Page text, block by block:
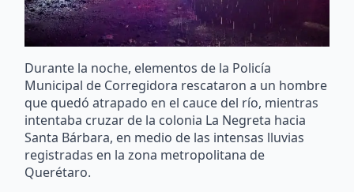
Durante la noche, elementos de la Policía
Municipal de Corregidora rescataron a un hombre
que quedó atrapado en el cauce del río, mientras
intentaba cruzar de la colonia La Negreta hacia
Santa Bárbara, en medio de las intensas lluvias
registradas en la zona metropolitana de
Querétaro.